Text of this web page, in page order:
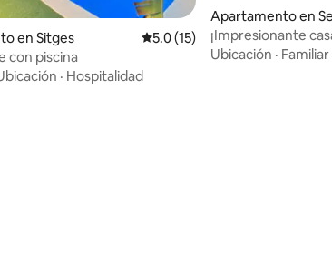
de 5, 41 reseñas
en Sitges Calificación promedio: 5.0 de
5.0 (15)
con piscina
· Hospitalidad
Apartamento en
lafell
¡Impresionante
Ubicación · Familiar